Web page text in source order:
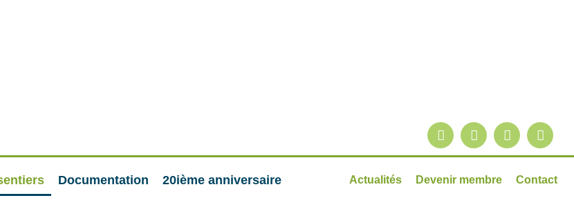
Documentation 20ième anniversaire Actualités Devenir membre Contact